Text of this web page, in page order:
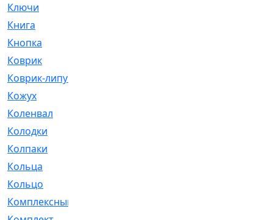
Ключи
Книга
Кнопка
Коврик
Коврик-липучка
Кожух
Коленвал
Колодки
Колпаки
Кольца
Кольцо
Комплексный